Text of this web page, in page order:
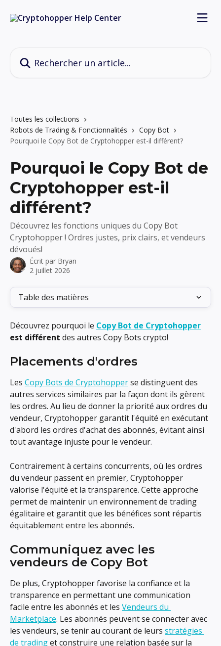
Toutes les collections
Robots de Trading & Fonctionnalités
Copy Bot
Pourquoi le Copy Bot de Cryptohopper est-il différent?
Pourquoi le Copy Bot de
Cryptohopper est-il
différent?
Découvrez les fonctions uniques du Copy Bot
Cryptohopper ! Ordres justes, prix clairs, et vendeurs
dévoués!
Écrit par Bryan
2 juillet 2026
Table des matières
Découvrez pourquoi le Copy Bot de Cryptohopper
est différent des autres Copy Bots crypto!
Placements d'ordres
Les Copy Bots de Cryptohopper se distinguent des
autres services similaires par la façon dont ils gèrent
les ordres. Au lieu de donner la priorité aux ordres du
vendeur, Cryptohopper garantit l'équité en exécutant
d'abord les ordres d'achat des abonnés, évitant ainsi
tout avantage injuste pour le vendeur.
Contrairement à certains concurrents, où les ordres
du vendeur passent en premier, Cryptohopper
valorise l'équité et la transparence. Cette approche
permet de maintenir un environnement de trading
égalitaire et garantit que les bénéfices sont répartis
équitablement entre les abonnés.
Communiquez avec les
vendeurs de Copy Bot
De plus, Cryptohopper favorise la confiance et la
transparence en permettant une communication
facile entre les abonnés et les Vendeurs du
Marketplace. Les abonnés peuvent se connecter avec
les vendeurs, se tenir au courant de leurs stratégies
de trading et construire une relation basée sur la